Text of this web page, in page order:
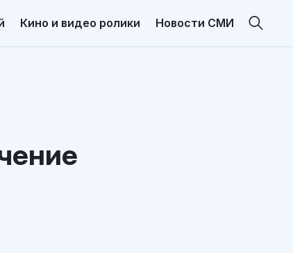
Кино и видео ролики Новости СМИ